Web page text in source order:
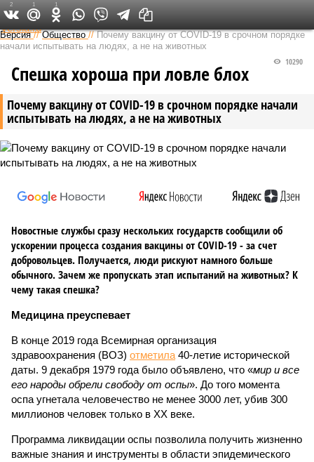
Федеральный выпуск
Версия //Общество //Почему вакцину от COVID-19 в срочном порядке
начали испытывать на людях, а не на животных
Почему вакцину от COVID-19 в срочном порядке начали
испытывать на людях, а не на животных
10290
Спешка хороша при ловле блох
Новостные службы сразу нескольких государств сообщили об
ускорении процесса создания вакцины от COVID-19 - за счет
добровольцев. Получается, люди рискуют намного больше
обычного. Зачем же пропускать этап испытаний на животных? К
чему такая спешка?
Медицина преуспевает
В конце 2019 года Всемирная организация
здравоохранения (ВОЗ) отметила 40-летие исторической
даты. 9 декабря 1979 года было объявлено, что «мир и все
его народы обрели свободу от оспы». До того момента
оспа угнетала человечество не менее 3000 лет, убив 300
миллионов человек только в ХХ веке.
Программа ликвидации оспы позволила получить жизненно
важные знания и инструменты в области эпидемического
2 1 1